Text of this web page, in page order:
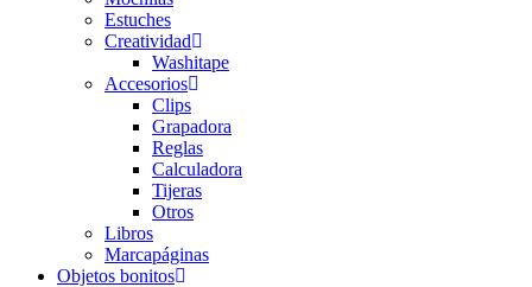
Estuches
Creatividad
Washitape
Accesorios
Clips
Grapadora
Reglas
Calculadora
Tijeras
Otros
Libros
Marcapáginas
Objetos bonitos